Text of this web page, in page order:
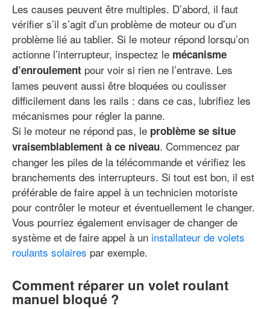
Les causes peuvent être multiples. D’abord, il faut
vérifier s’il s’agit d’un problème de moteur ou d’un
problème lié au tablier. Si le moteur répond lorsqu’on
actionne l’interrupteur, inspectez le mécanisme
d’enroulement pour voir si rien ne l’entrave. Les
lames peuvent aussi être bloquées ou coulisser
difficilement dans les rails : dans ce cas, lubrifiez les
mécanismes pour régler la panne.
Si le moteur ne répond pas, le problème se situe
vraisemblablement à ce niveau. Commencez par
changer les piles de la télécommande et vérifiez les
branchements des interrupteurs. Si tout est bon, il est
préférable de faire appel à un technicien motoriste
pour contrôler le moteur et éventuellement le changer.
Vous pourriez également envisager de changer de
système et de faire appel à un installateur de volets
roulants solaires par exemple.
Comment réparer un volet roulant
manuel bloqué ?